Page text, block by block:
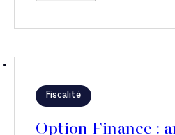
Fiscalité
Option Finance :